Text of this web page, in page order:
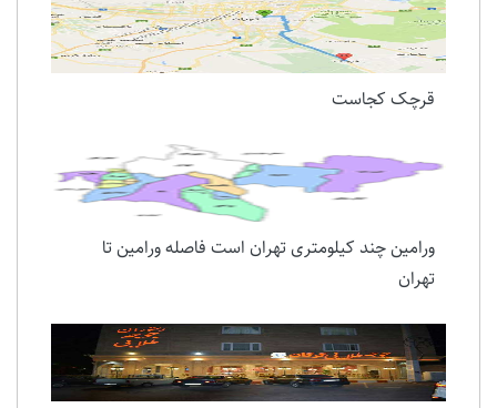
قرچک کجاست
ورامین چند کیلومتری تهران است فاصله ورامین تا
تهران